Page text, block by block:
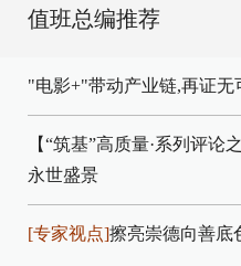
值班总编推荐
"电影+"带动产业链,再证无
【“筑基”高质量·系列评
永世盛景
[专家视点]擦亮崇德向善底